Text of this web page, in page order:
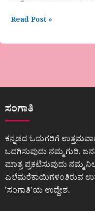
Read Post »
ಸಂಗಾತಿ
ಕನ್ನಡದ ಓದುಗರಿಗೆ
ಒದಗಿಸುವುದು ನಮ್ಮ ಗುರಿ.
ಮಾತ್ರ ಪ್ರಕಟಿಸುವುದು ನಮ್ಮ
ಎಲೆಮರೆಕಾಯಿಗಳಂತಿರುವ
ʼಸಂಗಾತಿʼಯ ಉದ್ದೇಶ.